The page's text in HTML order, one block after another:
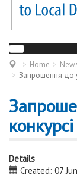
Home
Запрошення до
Details
Created: 07